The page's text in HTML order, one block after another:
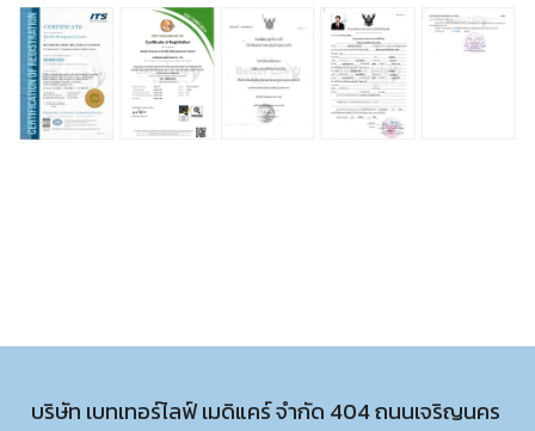
บริษัท เบทเทอร์ไลฟ์ เมดิแคร์ จำกัด 404 ถนนเจริญนคร